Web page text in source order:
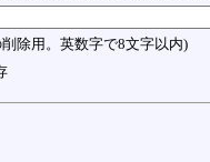
除用。英数字で8文字以内)